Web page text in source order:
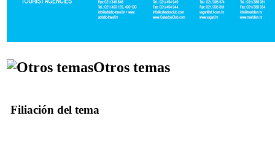
Otros temas
Filiación del tema